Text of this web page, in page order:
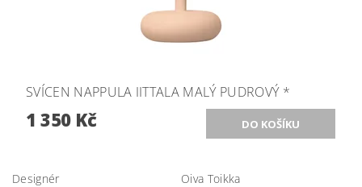
SVÍCEN NAPPULA IITTALA MALÝ PUDROVÝ *
1 350 Kč
Designér
Oiva Toikka